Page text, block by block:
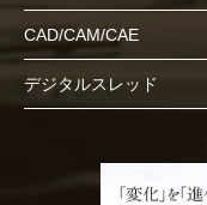
CAD/CAM/CAE
デジタルスレッド